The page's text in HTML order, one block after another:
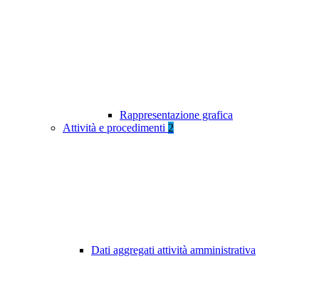
Rappresentazione grafica
Attività e procedimenti 2
Dati aggregati attività amministrativa